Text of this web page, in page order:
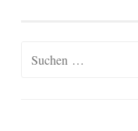
Suchen